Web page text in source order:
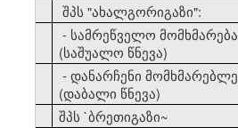
შპს "ახალგორიგაზი":
- სამრეწველო მომხმარება
(საშუალო წნევა)
- დანარჩენი
(დაბალი წნევა)
შპს `ბრეთიგაზი~